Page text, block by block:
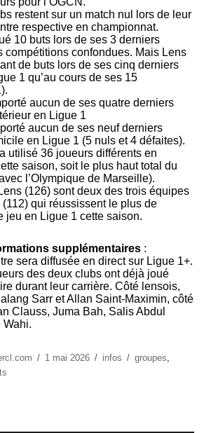
restent sur un match nul lors de leur
respective en championnat.
10 buts lors de ses 3 derniers
compétitions confondues. Mais Lens
de buts lors de ses cinq derniers
1 qu’au cours de ses 15
aucun de ses quatre derniers
en Ligue 1
aucun de ses neuf derniers
en Ligue 1 (5 nuls et 4 défaites).
utilisé 36 joueurs différents en
saison, soit le plus haut total du
l’Olympique de Marseille).
(126) sont deux des trois équipes
qui réussissent le plus de
jeu en Ligue 1 cette saison.
supplémentaires :
sera diffusée en direct sur Ligue 1+.
des deux clubs ont déjà joué
durant leur carrière. Côté lensois,
Sarr et Allan Saint-Maximin, côté
Clauss, Juma Bah, Salis Abdul
Wahi.
Publié
1 mai 2026 Catégories
infos Étiquettes
groupes